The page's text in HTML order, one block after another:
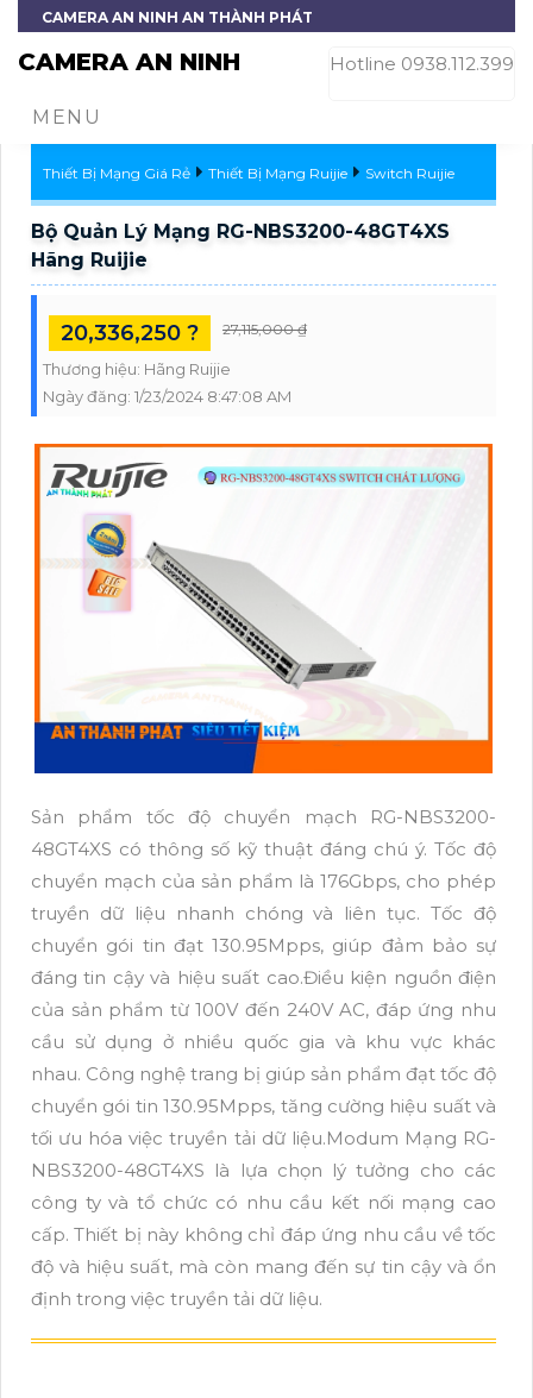
CAMERA AN NINH AN THÀNH PHÁT
CAMERA AN NINH Hotline 0938.112.399
MENU
Thiết Bị Mạng Giá Rẻ Thiết Bị Mạng Ruijie Switch Ruijie
Bộ Quản Lý Mạng RG-NBS3200-48GT4XS
Hãng Ruijie
20,336,250 ? 27,115,000 ₫
Thương hiệu: Hãng Ruijie
Ngày đăng: 1/23/2024 8:47:08 AM
Sản phẩm tốc độ chuyển mạch RG-NBS3200-
48GT4XS có thông số kỹ thuật đáng chú ý. Tốc độ
chuyển mạch của sản phẩm là 176Gbps, cho phép
truyền dữ liệu nhanh chóng và liên tục. Tốc độ
chuyển gói tin đạt 130.95Mpps, giúp đảm bảo sự
đáng tin cậy và hiệu suất cao.Điều kiện nguồn điện
của sản phẩm từ 100V đến 240V AC, đáp ứng nhu
cầu sử dụng ở nhiều quốc gia và khu vực khác
nhau. Công nghệ trang bị giúp sản phẩm đạt tốc độ
chuyển gói tin 130.95Mpps, tăng cường hiệu suất và
tối ưu hóa việc truyền tải dữ liệu.Modum Mạng RG-
NBS3200-48GT4XS là lựa chọn lý tưởng cho các
công ty và tổ chức có nhu cầu kết nối mạng cao
cấp. Thiết bị này không chỉ đáp ứng nhu cầu về tốc
độ và hiệu suất, mà còn mang đến sự tin cậy và ổn
định trong việc truyền tải dữ liệu.